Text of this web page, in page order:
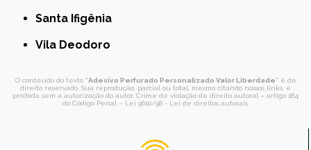
Santa Ifigênia
Vila Deodoro
O conteúdo do texto "Adesivo Perfurado Personalizado Valor Liberdade" é de
direito reservado. Sua reprodução, parcial ou total, mesmo citando nossos links, é
proibida sem a autorização do autor. Crime de violação de direito autoral – artigo 184
do Código Penal – Lei 9610/98 - Lei de direitos autorais.